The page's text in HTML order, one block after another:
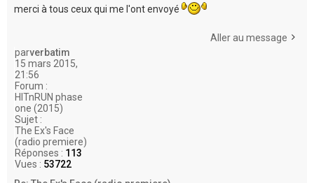
merci à tous ceux qui me l'ont envoyé
Aller au message
parverbatim
15 mars 2015,
21:56
Forum :
HITnRUN phase
one (2015)
Sujet :
The Ex's Face
(radio premiere)
Réponses : 113
Vues : 53722